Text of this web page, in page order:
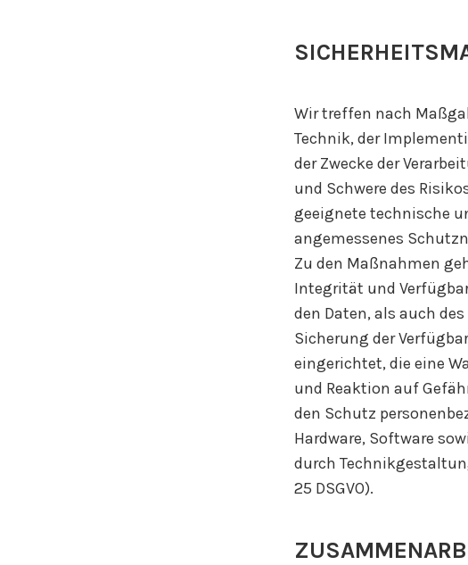
Wir treffen nach
Technik, der
der Zwecke der
und Schwere des
geeignete technische
angemessenes
Zu den Maßnahmen
Integrität und
den Daten, als auch
Sicherung der
eingerichtet, die eine
und Reaktion auf
den Schutz
Hardware, Software
durch
25 DSGVO).